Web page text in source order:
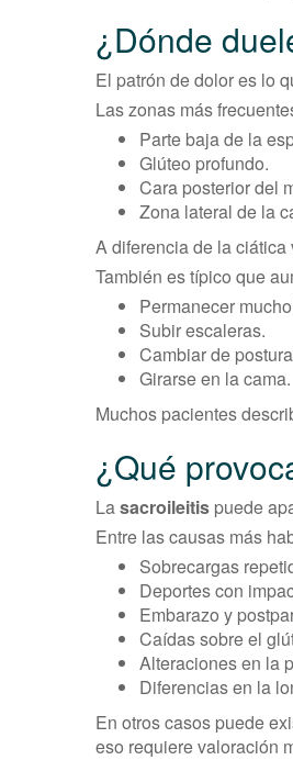
¿Dónde
El patrón de dolor es lo
Las zonas más
Parte baja de la
Glúteo profundo.
Cara posterior del
Zona lateral de la
A diferencia de la
También es típico que
Permanecer
Subir escaleras.
Cambiar de
Girarse en la cama.
Muchos pacientes
¿Qué
Lasacroileitis puede
Entre las causas más
Sobrecargas
Deportes con
Embarazo y
Caídas sobre el
Alteraciones en la
Diferencias en la
En otros casos puede
eso requiere valoración